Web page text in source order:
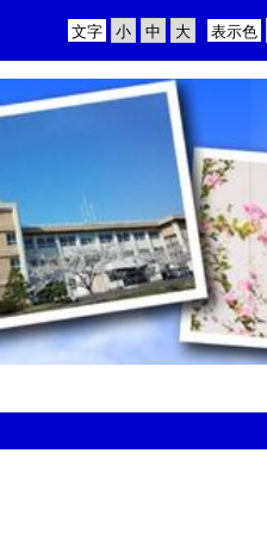
表示色
文字